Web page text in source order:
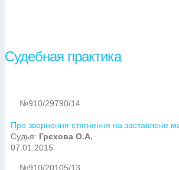
Судебная практика
№910/29790/14
Про звернення стягнення на заставлене
Судья: Грєхова О.А.
07.01.2015
№910/20105/13